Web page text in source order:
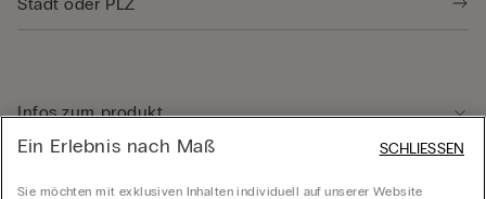
Infos zum produkt
Ein Erlebnis nach Maß
Sie möchten mit exklusiven Inhalten individuell auf unserer Website
SCHLIESSEN